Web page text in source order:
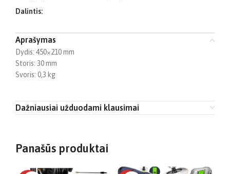
Dalintis:
Aprašymas
Dydis: 450×210 mm
Storis: 30 mm
Svoris: 0,3 kg
Dažniausiai užduodami klausimai
Panašūs produktai